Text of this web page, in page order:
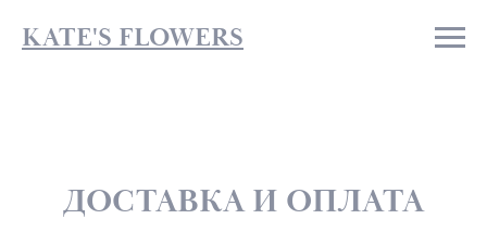
KATE'S FLOWERS
ДОСТАВКА И ОПЛАТА